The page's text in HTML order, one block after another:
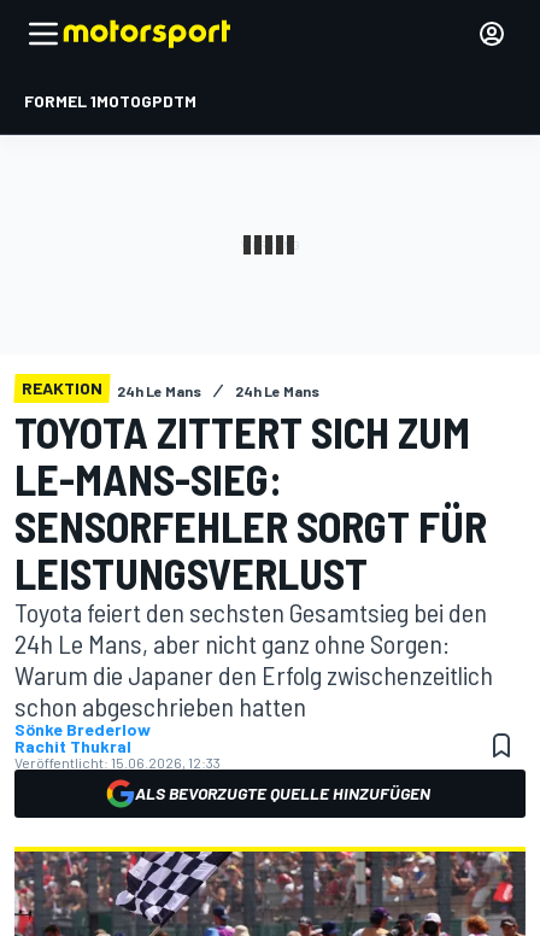
FORMEL 1MOTOGPDTM
REAKTION 24h Le Mans 24h Le Mans
TOYOTA ZITTERT SICH ZUM
LE-MANS-SIEG:
SENSORFEHLER SORGT FÜR
LEISTUNGSVERLUST
Toyota feiert den sechsten Gesamtsieg bei den
24h Le Mans, aber nicht ganz ohne Sorgen:
Warum die Japaner den Erfolg zwischenzeitlich
schon abgeschrieben hatten
Sönke Brederlow
Rachit Thukral
Veröffentlicht: 15.06.2026, 12:33
ALS BEVORZUGTE QUELLE HINZUFÜGEN